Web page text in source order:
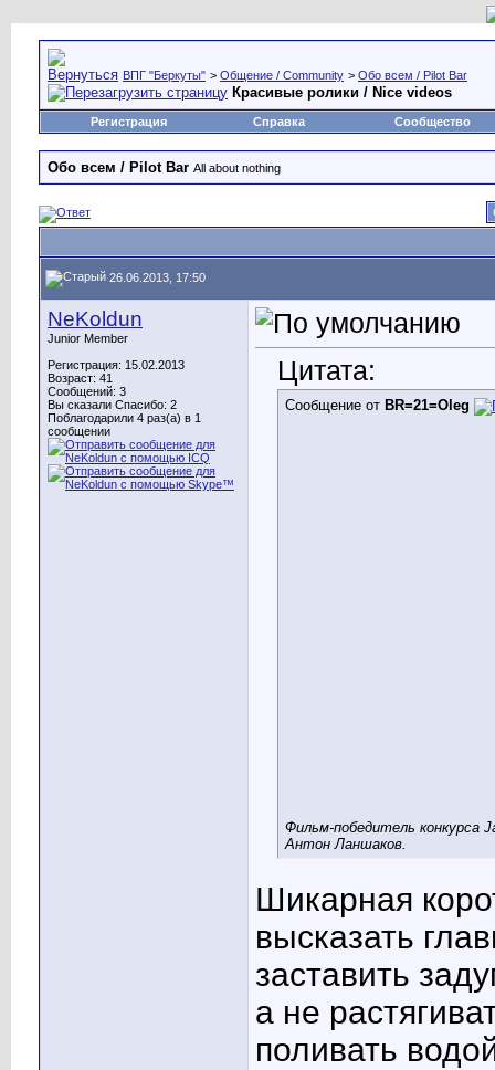
ВПГ "Беркуты" > Общение / Community > Обо всем / Pilot Bar
Красивые ролики / Nice videos
Регистрация Справка Сообщество
Обо всем / Pilot Bar All about nothing
26.06.2013, 17:50
NeKoldun
Junior Member
Регистрация: 15.02.2013
Возраст: 41
Сообщений: 3
Вы сказали Спасибо: 2
Поблагодарили 4 раз(а) в 1
сообщении
Цитата:
Сообщение от BR=21=Oleg
Фильм-победитель конкурса
Антон Ланшаков.
Шикарная
высказать
заставить
а не
поливать